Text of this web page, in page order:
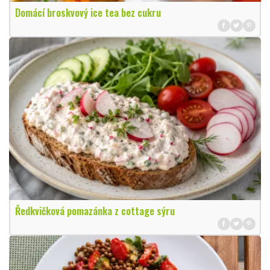
Domácí broskvový ice tea bez cukru
Ředkvičková pomazánka z cottage sýru